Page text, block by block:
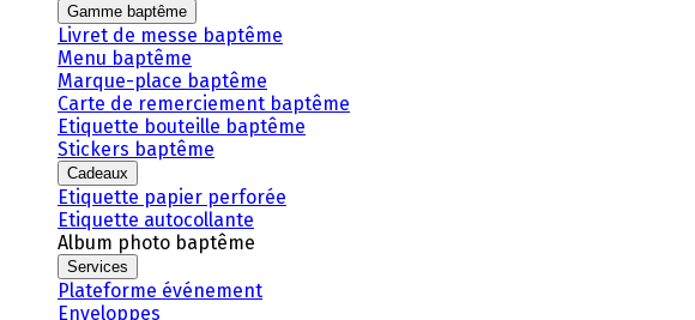
Gamme baptême
Livret de messe baptême
Menu baptême
Marque-place baptême
Carte de remerciement baptême
Etiquette bouteille baptême
Stickers baptême
Cadeaux
Etiquette papier perforée
Etiquette autocollante
Album photo baptême
Services
Plateforme événement
Enveloppes